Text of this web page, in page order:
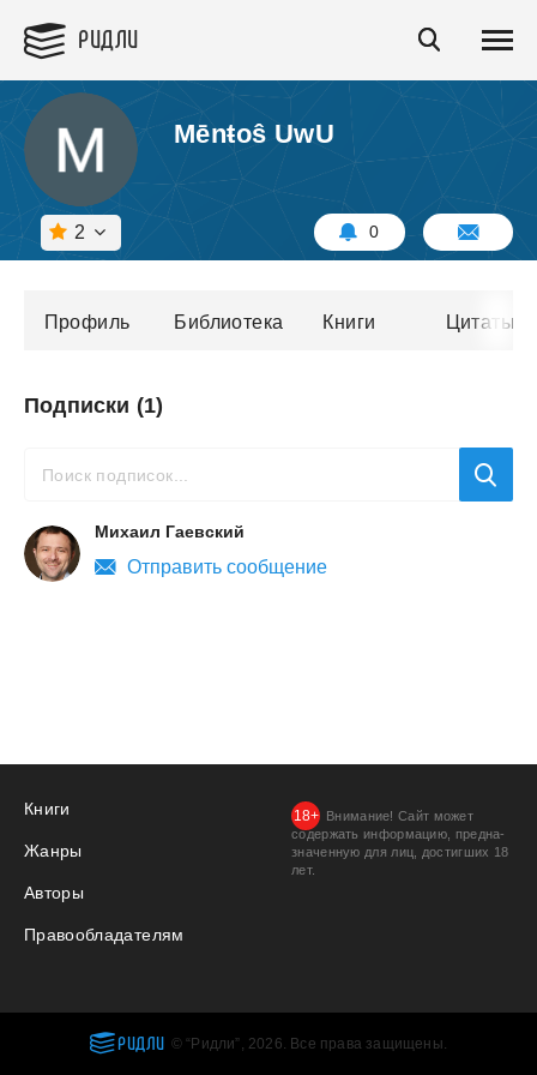
РИДЛИ
Mēnŧoŝ UwU
2 0
Профиль Библиотека Книги Цитаты
Подписки (1)
Михаил Гаевский
Отправить сообщение
Книги
Жанры
Авторы
Правообладателям
Внимание! Сайт может
содержать информацию, предна­
значенную для лиц, дости­гших 18
лет.
РИДЛИ © “Ридли”, 2026. Все права защищены.